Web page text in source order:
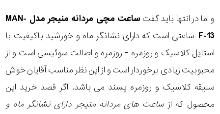
و اما در انتها باید گفت
ساعت مچی مردانه منیجر مدل MAN-
F-13 ساعتی است که دارای نشانگر ماه و خورشید باکیفیت با
استایل کلاسیک و روزمره - روزمره و اصالت سوئیسی است و از
محبوبیت زیادی برخوردار است و از این نظر مناسب آقایان خوش
سلیقه کلاسیک و روزمره پسند می باشد. اگر قصد خرید این
محصول که ازساعت های مردانه منیجر دارای نشانگر ماه و